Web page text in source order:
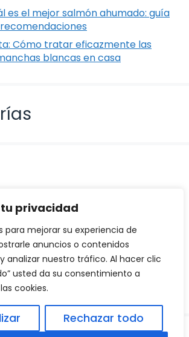
privacidad
para mejorar su experiencia de
anuncios o contenidos
analizar nuestro tráfico. Al hacer clic
usted da su consentimiento a
cookies.
Rechazar todo
es el mejor salmón ahumado: guía
Cómo tratar eficazmente las
blancas en casa